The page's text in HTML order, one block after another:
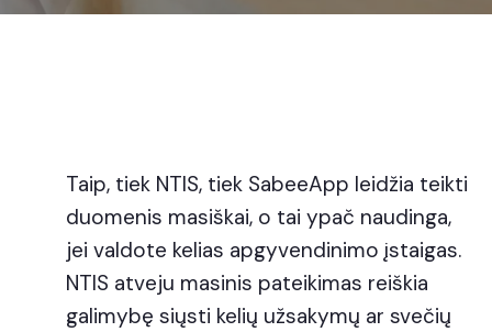
Taip, tiek NTIS, tiek SabeeApp leidžia teikti
duomenis masiškai, o tai ypač naudinga,
jei valdote kelias apgyvendinimo įstaigas.
NTIS atveju masinis pateikimas reiškia
galimybę siųsti kelių užsakymų ar svečių